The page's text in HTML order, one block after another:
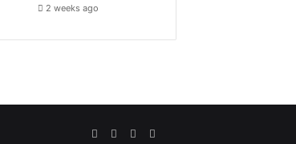
2 weeks ago
Facebook
YouTubeInstagram
Google